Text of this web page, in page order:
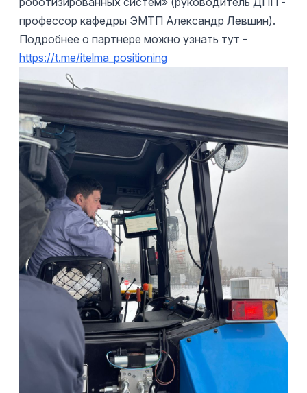
профессор кафедры ЭМТП Александр Левшин).
Подробнее о партнере можно узнать тут -
https://t.me/itelma_positioning